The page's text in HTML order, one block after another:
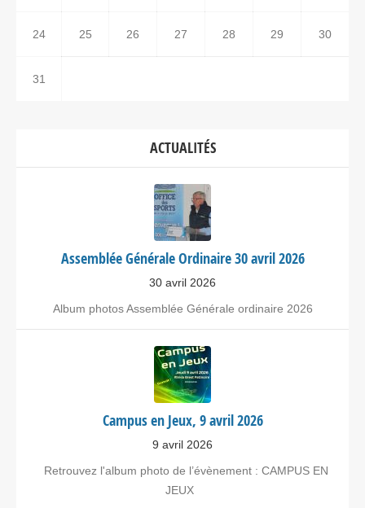
24 25 26 27 28 29 30
31
ACTUALITÉS
Assemblée Générale Ordinaire 30 avril 2026
30 avril 2026
Album photos Assemblée Générale ordinaire 2026
Campus en Jeux, 9 avril 2026
9 avril 2026
Retrouvez l'album photo de l’évènement : CAMPUS EN
JEUX